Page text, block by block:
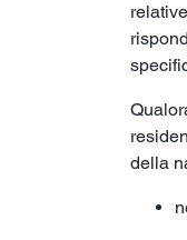
della